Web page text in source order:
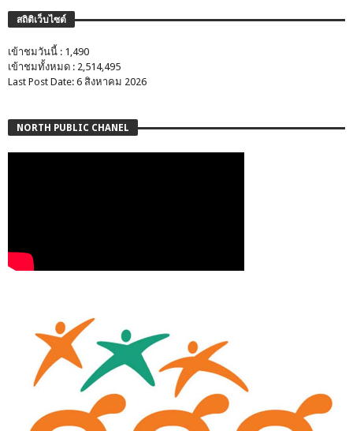
สถิติเว็บไซต์
เข้าชมวันนี้ : 1,490
เข้าชมทั้งหมด : 2,514,495
Last Post Date: 6 สิงหาคม 2026
NORTH PUBLIC CHANEL